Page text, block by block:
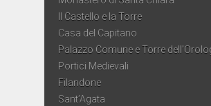
Il Castello e la Torre
Casa del Capitano
Palazzo Comune e Torre
Portici Medievali
Filandone
Sant’Agata